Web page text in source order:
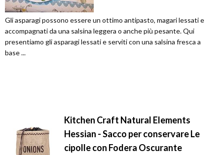
Gli asparagi possono essere un ottimo antipasto, magari lessati e
accompagnati da una salsina leggera o anche più pesante. Qui
presentiamo gli asparagi lessati e serviti con una salsina fresca a
base ...
Kitchen Craft Natural Elements
Hessian - Sacco per conservare Le
cipolle con Fodera Oscurante